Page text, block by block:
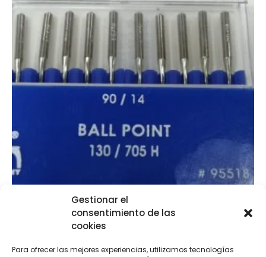
Gestionar el
consentimiento de las
cookies
Para ofrecer las mejores experiencias, utilizamos tecnologías
€12,95